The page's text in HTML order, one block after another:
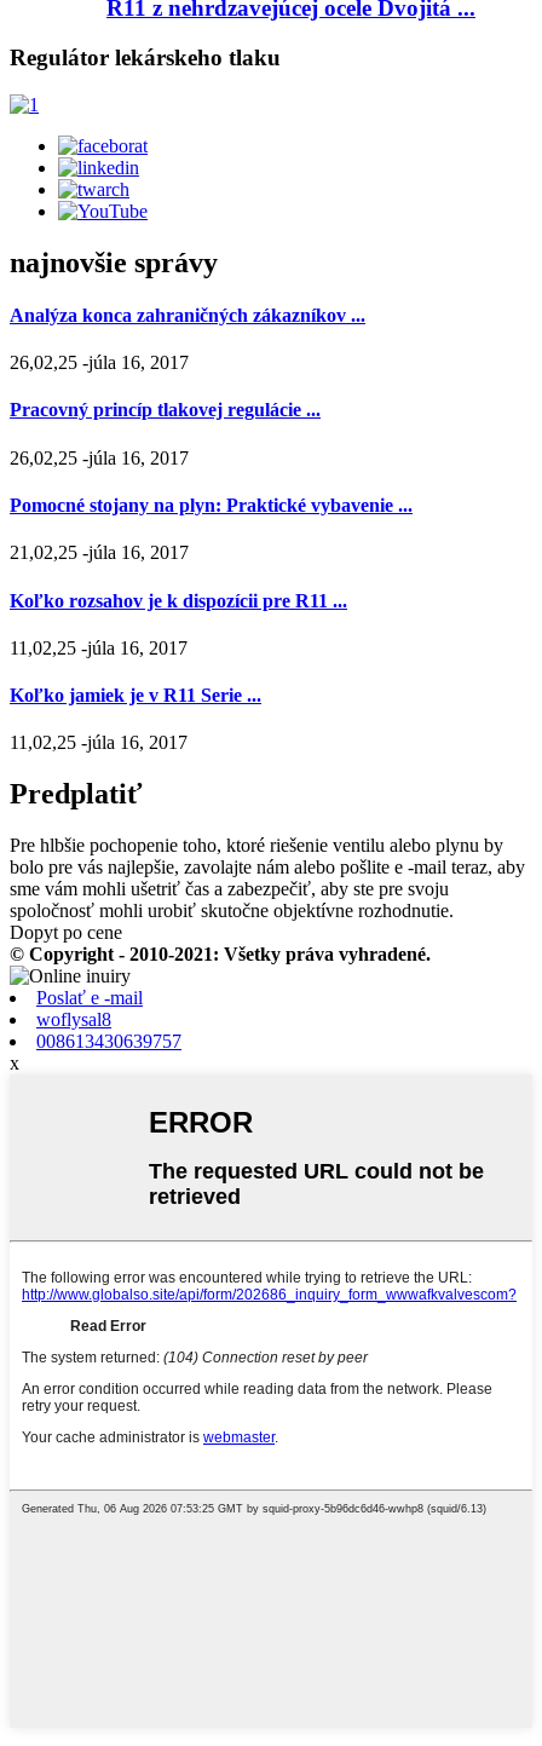
R11 z nehrdzavejúcej ocele Dvojitá ...
Regulátor lekárskeho tlaku
najnovšie správy
Analýza konca zahraničných zákazníkov ...
26,02,25 -júla 16, 2017
Pracovný princíp tlakovej regulácie ...
26,02,25 -júla 16, 2017
Pomocné stojany na plyn: Praktické vybavenie ...
21,02,25 -júla 16, 2017
Koľko rozsahov je k dispozícii pre R11 ...
11,02,25 -júla 16, 2017
Koľko jamiek je v R11 Serie ...
11,02,25 -júla 16, 2017
Predplatiť
Pre hlbšie pochopenie toho, ktoré riešenie ventilu alebo plynu by
bolo pre vás najlepšie, zavolajte nám alebo pošlite e -mail teraz, aby
sme vám mohli ušetriť čas a zabezpečiť, aby ste pre svoju
spoločnosť mohli urobiť skutočne objektívne rozhodnutie.
Dopyt po cene
© Copyright - 2010-2021: Všetky práva vyhradené.
Poslať e -mail
woflysal8
008613430639757
x